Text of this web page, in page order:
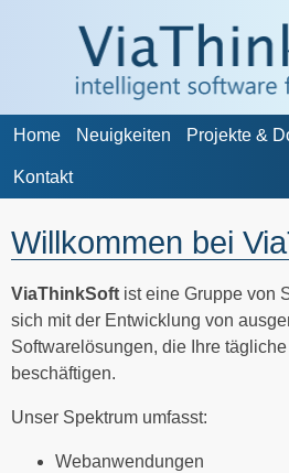
Home Neuigkeiten Projekte &
Kontakt
Willkommen bei
ViaThinkSoft ist eine Gruppe von
sich mit der Entwicklung von
Softwarelösungen, die Ihre
beschäftigen.
Unser Spektrum umfasst:
Webanwendungen